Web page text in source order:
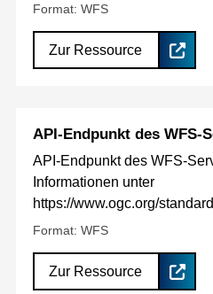
Format: WFS
Zur Ressource
API-Endpunkt des WFS-
API-Endpunkt des WFS-
Informationen unter
https://www.ogc.org/
Format: WFS
Zur Ressource